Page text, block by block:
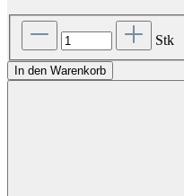
Stk
In den Warenkorb